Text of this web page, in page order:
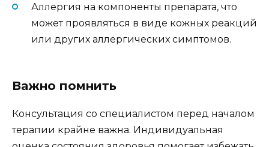
Аллергия на компоненты препарата, что
может проявляться в виде кожных реакций
или других аллергических симптомов.
Важно помнить
Консультация со специалистом перед началом
терапии крайне важна. Индивидуальная